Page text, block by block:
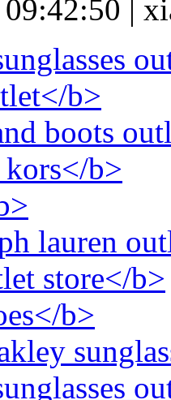
b>
boots
b>
lauren
store</b>
b>